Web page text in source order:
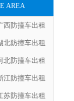
AREA
西防撞车出租
北防撞车出租
北防撞车出租
江防撞车出租
苏防撞车出租